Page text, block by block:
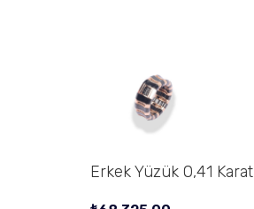
Erkek Yüzük 0,41 Karat